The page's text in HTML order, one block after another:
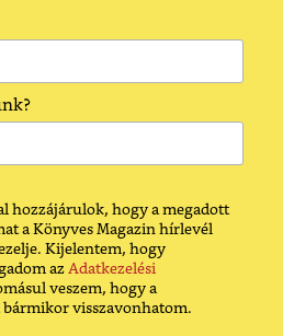
hozzájárulok, hogy a megadott
a Könyves Magazin hírlevél
Kijelentem, hogy
az Adatkezelési
veszem, hogy a
visszavonhatom.